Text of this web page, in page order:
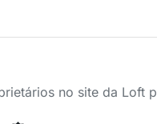
no site da Loft